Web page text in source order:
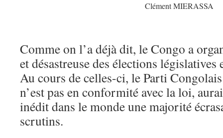
Clément MIERASSA
Comme on l’a déjà dit, le Congo a
et désastreuse des élections législatives
Au cours de celles-ci, le Parti
n’est pas en conformité avec la loi,
inédit dans le monde une majorité
scrutins.